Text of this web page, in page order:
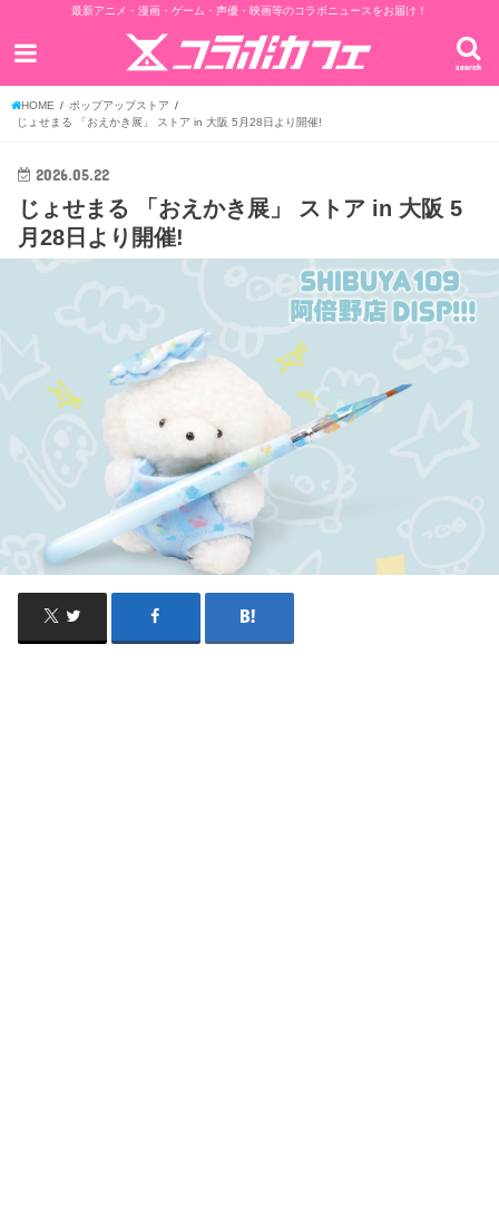
最新アニメ・漫画・ゲーム・声優・映画等のコラボニュースをお届け！
search
HOME
ポップアップストア
じょせまる 「おえかき展」 ストア in 大阪 5月28日より開催!
2026.05.22
じょせまる 「おえかき展」 ストア in 大阪 5
月28日より開催!